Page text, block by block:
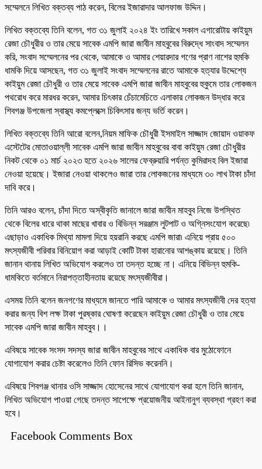
সম্মেলনে লিখিত বক্তব্য পাঠ করেন, বিলের ইজারাদার আলফাজ উদ্দিন।
লিখিত বক্তব্যে তিনি বলেন, গত ৩১ জুলাই ২০২৪ ইং তারিখে সকাল এগারোটায় কাইয়ুম
রেজা চৌধুরীর ও তার মেয়ে সাবেক এমপি জারা জাবীন মাহবুবের বিরুদ্ধে সাংবাদ সম্মেলন
করি, সংবাদ সম্মেলনের পর থেকে, আমাকে ও আমার শেয়ারদার গণের প্রাণ নাশের হুমকি
ধামকি দিয়ে আসছেন, গত ৩১ জুলাই সংবাদ সম্মেলনের রাতে আমাকে হত্যার উদ্দেশ্যে
কাইয়ুম রেজা চৌধুরী ও তার মেয়ে সাবেক এমপি জারা জাবীন মাহবুবের হুকুমে তার লোকজন
পথরোধ করে মারধর করেন, আমার চিৎকার চেঁচামেচিতে এলাকার লোকজন উদ্ধার করে
শিবগঞ্জ উপজেলা স্বাস্থ্য কমপ্লেক্সে চিকিৎসার জন্য ভর্তি করেন।
লিখিত বক্তব্যে তিনি আরো বলেন,নিয়ম মাফিক চৌধুরী ইসমাইল সাজ্জাদ জোয়াদ ওয়াকফ
এস্টেটের মোতাওয়াল্লী সাবেক এমপি জারা জাবীন মাহবুবের বাবা কাইয়ুম রেজা চৌধুরীর
নিকট থেকে ০১ মার্চ ২০২৩ হতে ২০২৬ সালের ফেব্রুয়ারি পর্যন্ত কুমিরাদহ বিল ইজারা
নেওয়া হয়েছে। ইজারা নেওয়া থাকলেও জারা তার লোকজনের মাধ্যমে ৩০ লাখ টাকা চাঁদা
দাবি করে।
তিনি আরও বলেন, চাঁদা দিতে অস্বীকৃতি জানালে জারা জাবীন মাহবুব নিজে উপস্থিত
থেকে বিলের ধারে থাকা মাছের খাবার ও বিভিন্ন সরঞ্জাম লুটপাট ও অগ্নিসংযোগ করেছে৷
এছাড়াও একাধিক মিথ্যা মামলা দিয়ে হয়রানি করছে এমপি জারা৷ এনিয়ে প্রায় ৫০০
মৎস্যজীবী পরিবার বিনিয়োগ করা আড়াই কোটি টাকা হারানোর আশঙ্কায় রয়েছে। তিনি
জানান থানায় লিখিত অভিযোগ করলেও তা তদন্ত হচ্ছে না। এনিয়ে বিভিন্ন হুমকি-
ধামকিতে বর্তমানে নিরাপত্তাহীনতায় রয়েছে মৎস্যজীবীরা।
এসময় তিনি বলেন জনগণের মাধ্যমে জানতে পারি আমাকে ও আমার মৎস্যজীবী দের হত্যা
করার জন্য বিশ লক্ষ টাকা পুরষ্কার ঘোষণা করেছেন কাইয়ুম রেজা চৌধুরী ও তার মেয়ে
সাবেক এমপি জারা জাবীন মাহবুব।।
এবিষয়ে সাবেক সংসদ সদস্য জারা জাবীন মাহবুবের সাথে একাধিক বার মুঠোফোনে
যোগাযোগ করার চেষ্টা করেলেও তিনি ফোন রিসিভ করেননি।
এবিষয়ে শিবগঞ্জ থানার ওসি সাজ্জাদ হোসেনের সাথে যোগাযোগ করা হলে তিনি জানান,
লিখিত অভিযোগ পাওয়া গেছে তদন্ত সাপেক্ষে প্রয়োজনীয় আইনানুগ ব্যবস্থা গ্রহণ করা
হবে।
Facebook Comments Box